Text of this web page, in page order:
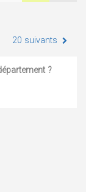
20 suivants
?